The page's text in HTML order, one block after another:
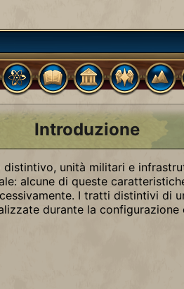
Introduzione
unità militari e
alcune di queste
I tratti distintivi di
durante la